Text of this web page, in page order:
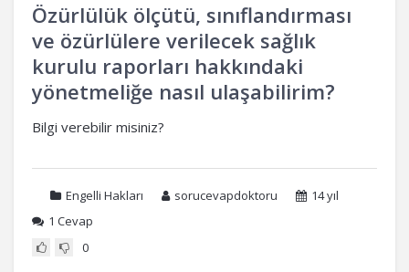
Özürlülük ölçütü, sınıflandırması
ve özürlülere verilecek sağlık
kurulu raporları hakkındaki
yönetmeliğe nasıl ulaşabilirim?
Bilgi verebilir misiniz?
Engelli Hakları sorucevapdoktoru
14 yıl
1 Cevap
0